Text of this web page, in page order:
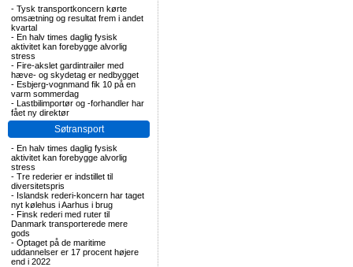
- Tysk transportkoncern kørte
omsætning og resultat frem i andet
kvartal
- En halv times daglig fysisk
aktivitet kan forebygge alvorlig
stress
- Fire-akslet gardintrailer med
hæve- og skydetag er nedbygget
- Esbjerg-vognmand fik 10 på en
varm sommerdag
- Lastbilimportør og -forhandler har
fået ny direktør
Søtransport
- En halv times daglig fysisk
aktivitet kan forebygge alvorlig
stress
- Tre rederier er indstillet til
diversitetspris
- Islandsk rederi-koncern har taget
nyt kølehus i Aarhus i brug
- Finsk rederi med ruter til
Danmark transporterede mere
gods
- Optaget på de maritime
uddannelser er 17 procent højere
end i 2022